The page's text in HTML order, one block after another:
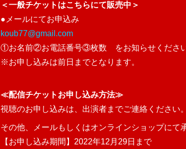
＜一般チケットはこちらにて販売中＞
●メールにてお申込み
koub77@gmail.com
①お名前②お電話番号③枚数 をお知らせください
※お申し込みは前日までとなります。
≪配信チケットお申し込み方法≫
視聴のお申し込みは、出演者までご連絡ください。
その他、メールもしくはオンラインショップにて
【お申し込み期間】2022年12月29日まで